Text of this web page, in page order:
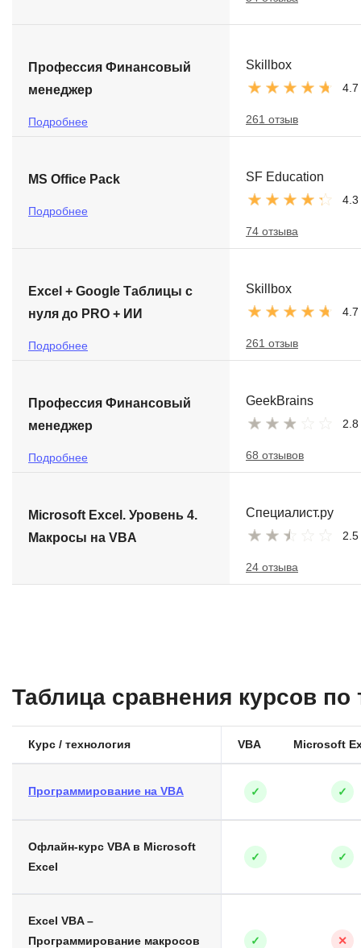
Профессия Финансовый
менеджер
Подробнее
Skillbox
4.7
261 отзыв
MS Office Pack
Подробнее
SF Education
4.3
74 отзыва
Excel + Google Таблицы с
нуля до PRO + ИИ
Подробнее
Skillbox
4.7
261 отзыв
Профессия Финансовый
менеджер
Подробнее
GeekBrains
2.8
68 отзывов
Microsoft Excel. Уровень 4.
Макросы на VBA
Специалист.ру
2.5
24 отзыва
Таблица сравнения курсов
Курс / технология VBA Microsoft
Программирование на VBA ✓ ✓
Офлайн-курс VBA в Microsoft
Excel
✓ ✓
Excel VBA –
Программирование макросов
✓ ✕